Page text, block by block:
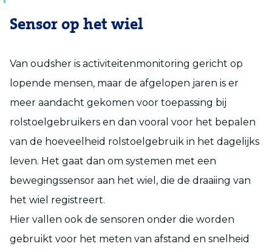
Sensor op het wiel
Van oudsher is activiteitenmonitoring gericht op
lopende mensen, maar de afgelopen jaren is er
meer aandacht gekomen voor toepassing bij
rolstoelgebruikers en dan vooral voor het bepalen
van de hoeveelheid rolstoelgebruik in het dagelijks
leven. Het gaat dan om systemen met een
bewegingssensor aan het wiel, die de draaiing van
het wiel registreert.
Hier vallen ook de sensoren onder die worden
gebruikt voor het meten van afstand en snelheid